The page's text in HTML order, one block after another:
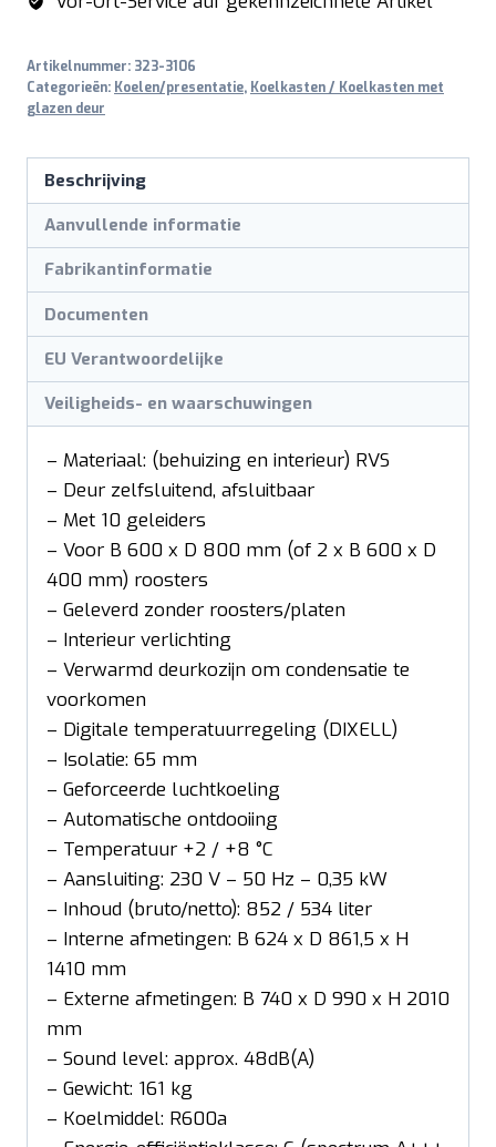
800
aantal
Artikelnummer: 323-3106
Categorieën: Koelen/presentatie, Koelkasten / Koelkasten met
glazen deur
Beschrijving
Aanvullende informatie
Fabrikantinformatie
Documenten
EU Verantwoordelijke
Veiligheids- en waarschuwingen
– Materiaal: (behuizing en interieur) RVS
– Deur zelfsluitend, afsluitbaar
– Met 10 geleiders
– Voor B 600 x D 800 mm (of 2 x B 600 x D
400 mm) roosters
– Geleverd zonder roosters/platen
– Interieur verlichting
– Verwarmd deurkozijn om condensatie te
voorkomen
– Digitale temperatuurregeling (DIXELL)
– Isolatie: 65 mm
– Geforceerde luchtkoeling
– Automatische ontdooiing
– Temperatuur +2 / +8 °C
– Aansluiting: 230 V – 50 Hz – 0,35 kW
– Inhoud (bruto/netto): 852 / 534 liter
– Interne afmetingen: B 624 x D 861,5 x H
1410 mm
– Externe afmetingen: B 740 x D 990 x H 2010
mm
– Sound level: approx. 48dB(A)
– Gewicht: 161 kg
– Koelmiddel: R600a